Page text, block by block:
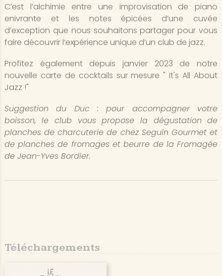
C’est l’alchimie entre une improvisation de piano
enivrante et les notes épicées d’une cuvée
d’exception que nous souhaitons partager pour vous
faire découvrir l’expérience unique d’un club de jazz.
Profitez également depuis janvier 2023 de notre
nouvelle carte de cocktails sur mesure " It's All About
Jazz !"
Suggestion du Duc : pour accompagner votre
boisson, le club vous propose la dégustation de
planches de charcuterie de chez Seguin Gourmet et
de planches de fromages et beurre de la Fromagée
de Jean-Yves Bordier.
Téléchargements